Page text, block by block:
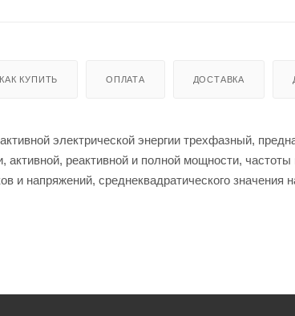
КАК КУПИТЬ ОПЛАТА ДОСТАВКА
электрической энергии трехфазный,
активной, реактивной и полной мощности,
и напряжений, среднеквадратического